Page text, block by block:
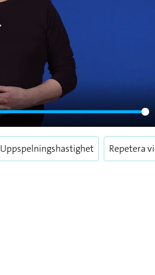
Uppspelningshastighet Repetera